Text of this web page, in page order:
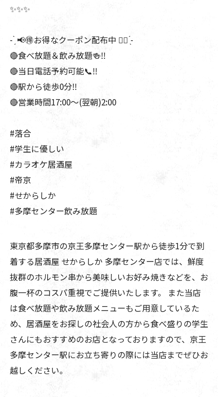
✨️✨️✨️
- ̗̀ 📢🉐お得なクーポン配布中 ︎👍🏻 ̖́-
🔴食べ放題＆飲み放題🍻‼️
🔴当日電話予約可能📞‼️
🔴駅から徒歩0分‼️
🔴営業時間17:00～(翌朝)2:00
#落合
#学生に優しい
#カラオケ居酒屋
#帝京
#せからしか
#多摩センター飲み放題
東京都多摩市の京王多摩センター駅から徒歩1分で到
着する居酒屋 せからしか 多摩センター店では、鮮度
抜群のホルモン串から美味しいお好み焼きなどを、お
腹一杯のコスパ重視でご提供いたします。 また当店
は食べ放題や飲み放題メニューもご用意しているた
め、居酒屋をお探しの社会人の方から食べ盛りの学生
さんにもおすすめのお店となっておりますので、京王
多摩センター駅にお立ち寄りの際には当店までぜひお
越しください。